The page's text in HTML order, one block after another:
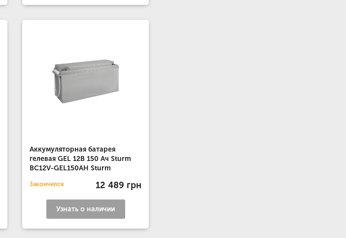
Аккумуляторная батарея
гелевая GEL 12B 150 Ач Sturm
BC12V-GEL150AH Sturm
Закончился 12 489 грн
Узнать о наличии